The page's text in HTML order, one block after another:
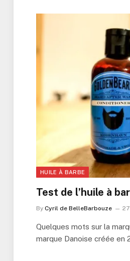
HUILE À BARBE
Test de l’huile à
By Cyril de BelleBarbouze
Quelques mots sur la
marque Danoise créée en